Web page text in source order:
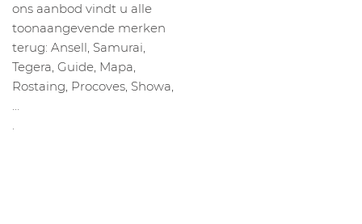
ons aanbod vindt u alle
toonaangevende merken
terug: Ansell, Samurai,
Tegera, Guide, Mapa,
Rostaing, Procoves, Showa,
…
.